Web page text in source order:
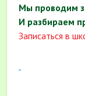
Мы проводим
И разбираем
Записаться в